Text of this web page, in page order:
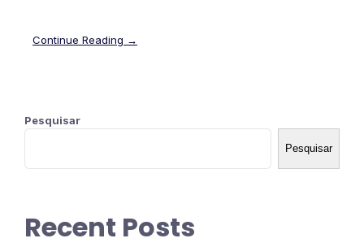
Continue Reading →
Pesquisar
Pesquisar
Recent Posts